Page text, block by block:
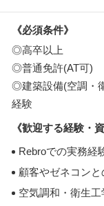
《必須条件》
◎高卒以上
◎普通免許(AT可)
◎建築設備(空調・
経験
《歓迎する経験・
Rebroでの実務経
顧客やゼネコン
空気調和・衛生